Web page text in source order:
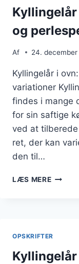
og
Af 24.
Kyllingelår i
variationer
findes i mange
for sin saftige
ved at
ret, der kan
den til…
LÆS MERE
OPSKRIFTER